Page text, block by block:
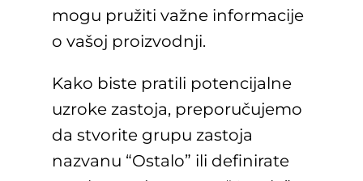
mogu pružiti važne informacije
o vašoj proizvodnji.
Kako biste pratili potencijalne
uzroke zastoja, preporučujemo
da stvorite grupu zastoja
nazvanu “Ostalo” ili definirate